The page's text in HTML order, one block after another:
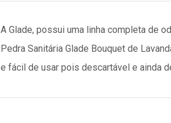
A Glade, possui uma linha completa de
Pedra Sanitária Glade Bouquet de
e fácil de usar pois descartável e ainda